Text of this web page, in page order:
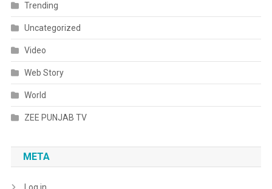
Trending
Uncategorized
Video
Web Story
World
ZEE PUNJAB TV
META